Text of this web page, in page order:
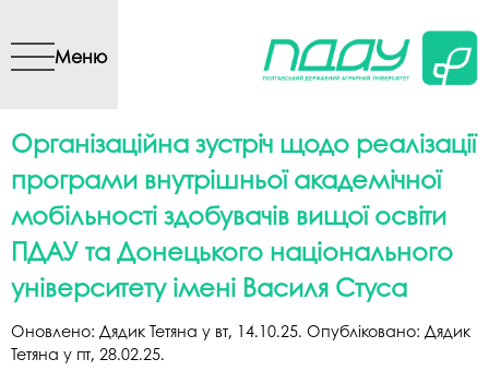
вмісту
Меню
Організаційна зустріч щодо реалізації
програми внутрішньої академічної
мобільності здобувачів вищої освіти
ПДАУ та Донецького національного
університету імені Василя Стуса
Оновлено: Дядик Тетяна у вт, 14.10.25. Опубліковано: Дядик
Тетяна у пт, 28.02.25.